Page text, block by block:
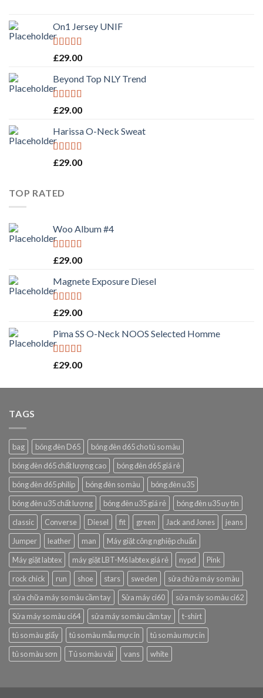
On1 Jersey UNIF
Rated5.00
£29.00
Beyond Top NLY Trend
Rated
of 5
£29.00
Harissa O-Neck Sweat
Rated4.00
£29.00
TOP RATED
Woo Album #4
Rated5.00
£29.00
Magnete Exposure Diesel
Rated5.00
£29.00
Pima SS O-Neck NOOS Selected Homme
Rated5.00
£29.00
TAGS
bag bóng đèn D65
bóng đèn d65 cho tủ so màu
bóng đèn d65 chất lượng cao
bóng đèn d65 giá rẻ
bóng đèn d65 philip
bóng đèn so màu
bóng đèn u35
bóng đèn u35 chất lượng
bóng đèn u35 giá rẻ
bóng đèn u35 uy tín
classic
Converse Diesel fit green Jack and Jones
jeans
Jumper
leather man
Máy giặt công nghiệp chuẩn
Máy giặt labtex
máy giặt LBT-M6 labtex giá rẻ nypd
Pink
rock chick
run shoe stars sweden
sửa chữa máy so màu
sửa chữa máy so màu cầm tay
Sửa máy ci60
sửa máy so màu ci62
Sửa máy so màu ci64
sửa máy so màu cầm tay
t-shirt
tủ so màu giấy
tủ so màu mẫu mực in
tủ so màu mực in
tủ so màu sơn
Tủ so màu vải vans white